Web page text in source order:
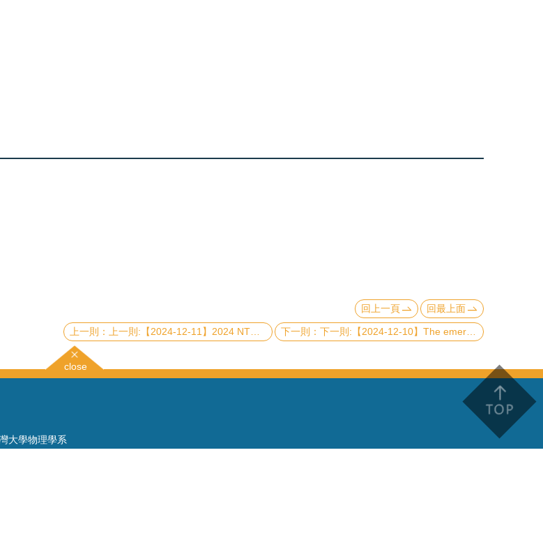
回上一頁 回最上面
上一則:【2024-12-11】2024 NTU-CTP Best Student Paper Award Ceremony and Presentations 下一則:【2024-12-10】The emergent "graviton" of the fractional quantum Hall effect
close
大學物理學系